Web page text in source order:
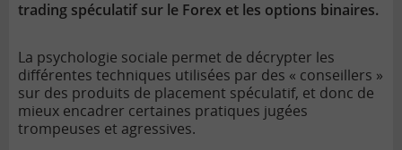
trading spéculatif sur le Forex et les options binaires.
La psychologie sociale permet de décrypter les
différentes techniques utilisées par des « conseillers »
sur des produits de placement spéculatif, et donc de
mieux encadrer certaines pratiques jugées
trompeuses et agressives.